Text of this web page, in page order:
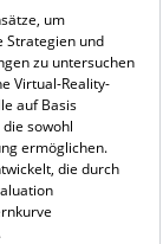
um
Strategien und
zu untersuchen
Virtual-Reality-
auf Basis
sowohl
ermöglichen.
die durch